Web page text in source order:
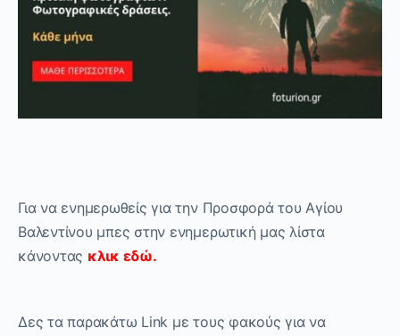
Για να ενημερωθείς για την Προσφορά του Αγίου
Βαλεντίνου μπες στην ενημερωτική μας λίστα
κάνοντας κλικ εδώ.
Δες τα παρακάτω Link με τους φακούς για να